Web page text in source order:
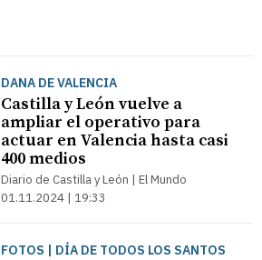
DANA DE VALENCIA
Castilla y León vuelve a
ampliar el operativo para
actuar en Valencia hasta casi
400 medios
Diario de Castilla y León | El Mundo
01.11.2024 | 19:33
FOTOS | DÍA DE TODOS LOS SANTOS